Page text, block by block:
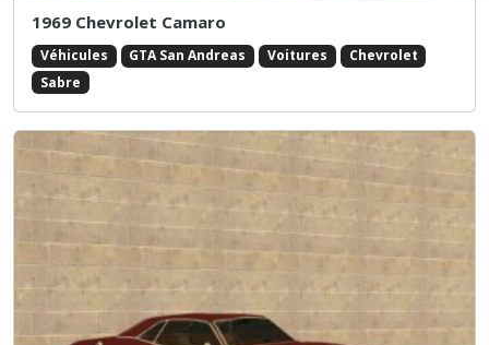
1969 Chevrolet Camaro
Véhicules GTA San Andreas Voitures
Chevrolet
Sabre